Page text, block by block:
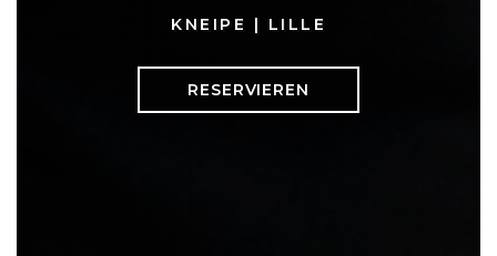
KNEIPE | LILLE
RESERVIEREN